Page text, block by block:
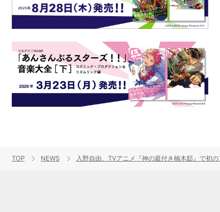
TOP NEWS 入野自由、TVアニメ『神の庭付き楠木邸』で初